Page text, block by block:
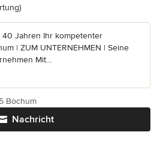
5 von 5 Sternen
40 Jahren Ihr kompetenter
| ZUM UNTERNEHMEN | Seine
Mit...
Nachricht
Bochum